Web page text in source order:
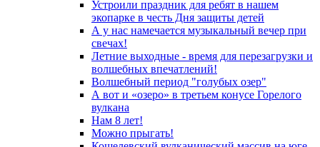
Устроили праздник для ребят в нашем
экопарке в честь Дня защиты детей
А у нас намечается музыкальный вечер при
свечах!
Летние выходные - время для перезагрузки и
волшебных впечатлений!
Волшебный период "голубых озер"
А вот и «озеро» в третьем конусе Горелого
вулкана
Нам 8 лет!
Можно прыгать!